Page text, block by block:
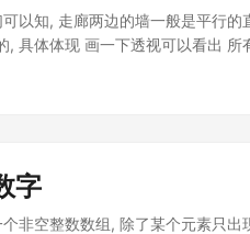
号, value 右括号；这样查询 2 个
算法流程一一判断. 流程 如果 c
出栈括号 stack.pop() 与当前遍
以知, 走廊两边的墙一般是平行
具体体现 画一下透视可以看出 所
会出现这种结果. 设这么一个场景
随着n
字
非空整数数组, 除了某个元素只